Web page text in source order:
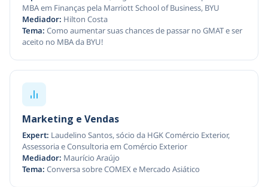
MBA em Finanças pela Marriott School of Business, BYU
Mediador: Hilton Costa
Tema: Como aumentar suas chances de passar no GMAT e ser
aceito no MBA da BYU!
Marketing e Vendas
Expert: Laudelino Santos, sócio da HGK Comércio Exterior,
Assessoria e Consultoria em Comércio Exterior
Mediador: Maurício Araújo
Tema: Conversa sobre COMEX e Mercado Asiático